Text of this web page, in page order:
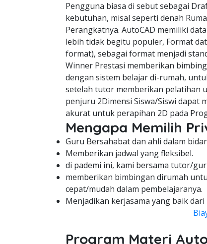
Pengguna biasa di sebut sebagai
kebutuhan, misal seperti denah
Perangkatnya. AutoCAD memiliki
lebih tidak begitu populer, Format
format), sebagai format menjadi
Winner Prestasi memberikan
dengan sistem belajar di-rumah,
setelah tutor memberikan pelatihan
penjuru 2Dimensi Siswa/Siswi dapat
akurat untuk perapihan 2D pada
Mengapa Memilih
Guru Bersahabat dan ahli dalam
Memberikan jadwal yang fleksibel.
di pademi ini, kami bersama tutor/
memberikan bimbingan dirumah
cepat/mudah dalam pembelajaranya.
Menjadikan kerjasama yang baik
Program Materi